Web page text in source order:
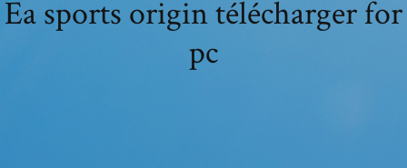
Ea sports origin télécharger for
pc